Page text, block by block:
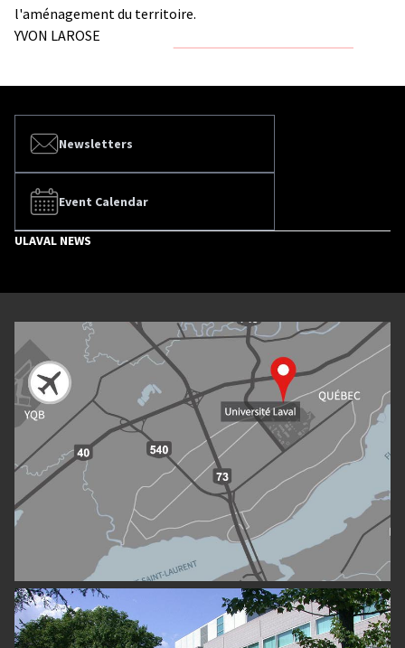
l'aménagement du territoire.
YVON LAROSE
Newsletters
Event Calendar
ULAVAL NEWS